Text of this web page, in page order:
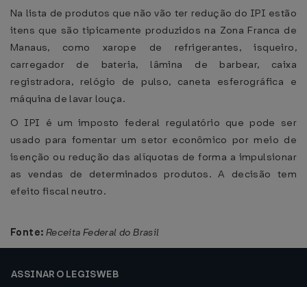
Na lista de produtos que não vão ter redução do IPI estão
itens que são tipicamente produzidos na Zona Franca de
Manaus, como xarope de refrigerantes, isqueiro,
carregador de bateria, lâmina de barbear, caixa
registradora, relógio de pulso, caneta esferográfica e
máquina de lavar louça.
O IPI é um imposto federal regulatório que pode ser
usado para fomentar um setor econômico por meio de
isenção ou redução das alíquotas de forma a impulsionar
as vendas de determinados produtos. A decisão tem
efeito fiscal neutro.
Fonte: Receita Federal do Brasil
ASSINAR O LEGISWEB